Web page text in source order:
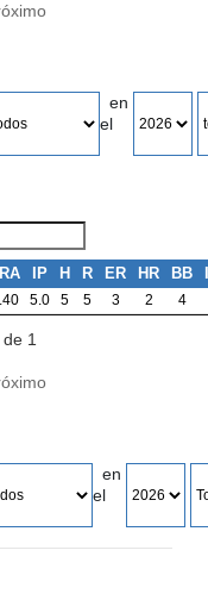
en
el
IP H R ER HR BB
5.0 5 5 3 2 4
1
en
el